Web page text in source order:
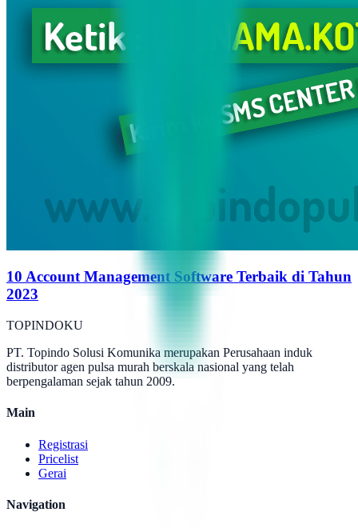
10 Account Management Software Terbaik di Tahun
2023
TOPINDOKU
PT. Topindo Solusi Komunika merupakan Perusahaan induk
distributor agen pulsa murah berskala nasional yang telah
berpengalaman sejak tahun 2009.
Main
Registrasi
Pricelist
Gerai
Navigation